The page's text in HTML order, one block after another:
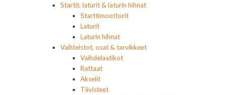
Startit, laturit & laturin hihnat
Starttimoottorit
Laturit
Laturin hihnat
Vaihteistot, osat & tarvikkeet
Vaihdelaatikot
Rattaat
Akselit
Tiivisteet